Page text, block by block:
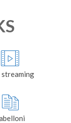
streaming